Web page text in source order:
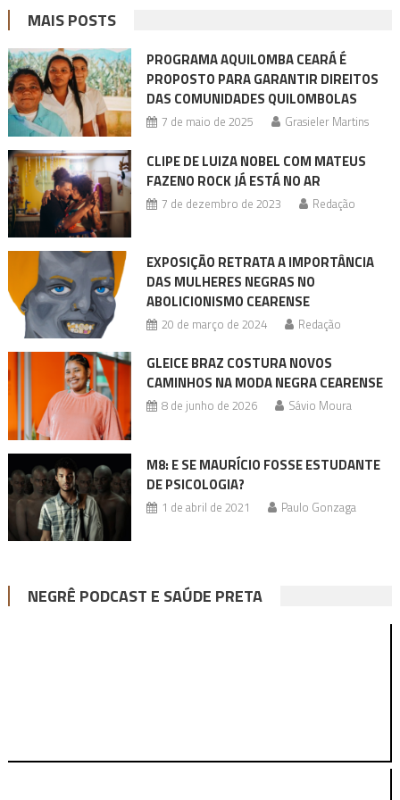
MAIS POSTS
PROGRAMA AQUILOMBA CEARÁ É
PROPOSTO PARA GARANTIR DIREITOS
DAS COMUNIDADES QUILOMBOLAS
7 de maio de 2025 Grasieler Martins
CLIPE DE LUIZA NOBEL COM MATEUS
FAZENO ROCK JÁ ESTÁ NO AR
7 de dezembro de 2023 Redação
EXPOSIÇÃO RETRATA A IMPORTÂNCIA
DAS MULHERES NEGRAS NO
ABOLICIONISMO CEARENSE
20 de março de 2024 Redação
GLEICE BRAZ COSTURA NOVOS
CAMINHOS NA MODA NEGRA CEARENSE
8 de junho de 2026 Sávio Moura
M8: E SE MAURÍCIO FOSSE ESTUDANTE
DE PSICOLOGIA?
1 de abril de 2021 Paulo Gonzaga
NEGRÊ PODCAST E SAÚDE PRETA